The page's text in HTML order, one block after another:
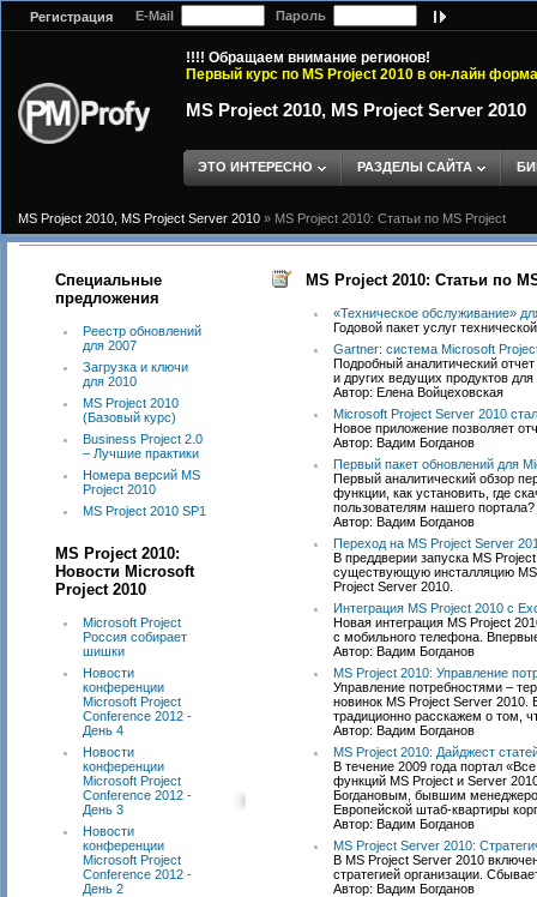
Регистрация E-Mail Пароль
!!!! Обращаем внимание регионов!
Первый курс по MS Project 2010 в он-лайн
MS Project 2010, MS Project Server 2010
ЭТО ИНТЕРЕСНО РАЗДЕЛЫ САЙТА
MS Project 2010, MS Project Server 2010 » MS Project 2010: Статьи по MS Project
Специальные
предложения
Реестр обновлений
для 2007
Загрузка и ключи
для 2010
MS Project 2010
(Базовый курс)
Business Project 2.0
– Лучшие практики
Номера версий MS
Project 2010
MS Project 2010 SP1
MS Project 2010:
Новости Microsoft
Project 2010
Microsoft Project
Россия собирает
шишки
Новости
конференции
Microsoft Project
Conference 2012 -
День 4
Новости
конференции
Microsoft Project
Conference 2012 -
День 3
Новости
конференции
Microsoft Project
Conference 2012 -
День 2
MS Project 2010: Статьи по
«Техническое обслуживание»
Годовой пакет услуг
Gartner: система Microsoft
Подробный аналитический
и других ведущих продуктов
Автор: Елена Войцеховская
Microsoft Project Server 2010
Новое приложение позволяет
Автор: Вадим Богданов
Первый пакет обновлений для
Первый аналитический обзор
функции, как установить, где
пользователям нашего портала?
Автор: Вадим Богданов
Переход на MS Project Server
В преддверии запуска MS
существующую инсталляцию
Project Server 2010.
Интеграция MS Project 2010 с
Новая интеграция MS Project
с мобильного телефона.
Автор: Вадим Богданов
MS Project 2010: Управление
Управление потребностями –
новинок MS Project Server 2010.
традиционно расскажем о том,
Автор: Вадим Богданов
MS Project 2010: Дайджест
В течение 2009 года портал
функций MS Project и Server
Богдановым, бывшим
Европейской штаб-квартиры
Автор: Вадим Богданов
MS Project Server 2010:
В MS Project Server 2010
стратегией организации.
Автор: Вадим Богданов